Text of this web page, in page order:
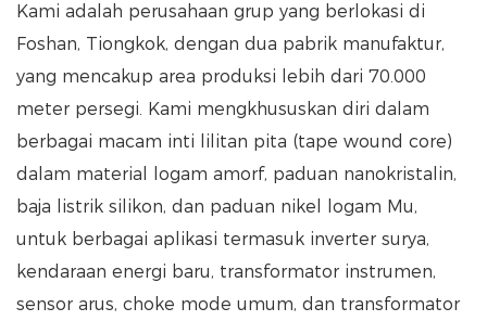
Kami adalah perusahaan grup yang berlokasi di
Foshan, Tiongkok, dengan dua pabrik manufaktur,
yang mencakup area produksi lebih dari 70.000
meter persegi. Kami mengkhususkan diri dalam
berbagai macam inti lilitan pita (tape wound core)
dalam material logam amorf, paduan nanokristalin,
baja listrik silikon, dan paduan nikel logam Mu,
untuk berbagai aplikasi termasuk inverter surya,
kendaraan energi baru, transformator instrumen,
sensor arus, choke mode umum, dan transformator